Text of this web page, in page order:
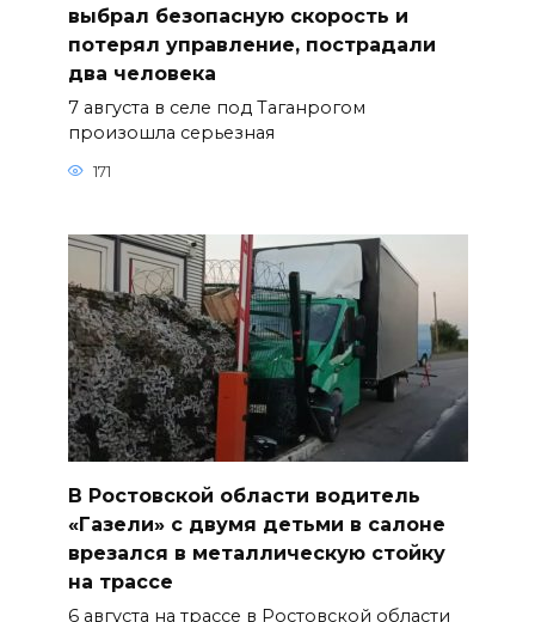
выбрал безопасную скорость и
потерял управление, пострадали
два человека
7 августа в селе под Таганрогом
произошла серьезная
171
В Ростовской области водитель
«Газели» с двумя детьми в салоне
врезался в металлическую стойку
на трассе
6 августа на трассе в Ростовской области